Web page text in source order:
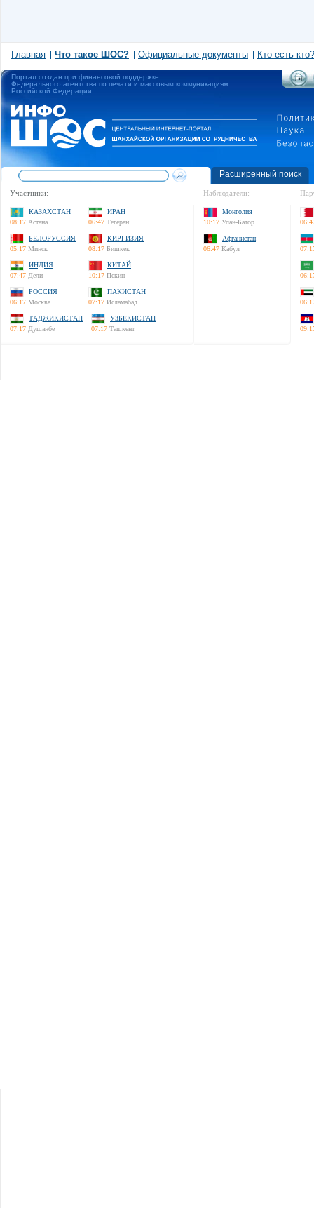
Главная Что такое ШОС? Официальные документы Кто есть кто?
Портал создан при финансовой поддержке
Федерального агентства по печати и массовым коммуникациям
Российской Федерации
Расширенный поиск
Участники:
КАЗАХСТАН
08:17 Астана
ИРАН
06:47 Тегеран
БЕЛОРУССИЯ
05:17 Минск
КИРГИЗИЯ
08:17 Бишкек
ИНДИЯ
07:47 Дели
КИТАЙ
10:17 Пекин
РОССИЯ
06:17 Москва
ПАКИСТАН
07:17 Исламабад
ТАДЖИКИСТАН
07:17 Душанбе
УЗБЕКИСТАН
07:17 Ташкент
Наблюдатели:
Монголия
10:17 Улан-Батор
Афганистан
06:47 Кабул